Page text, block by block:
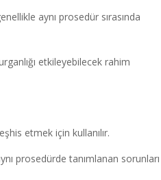
aynı prosedür sırasında
etkileyebilecek rahim
etmek için kullanılır.
prosedürde tanımlanan sorunları